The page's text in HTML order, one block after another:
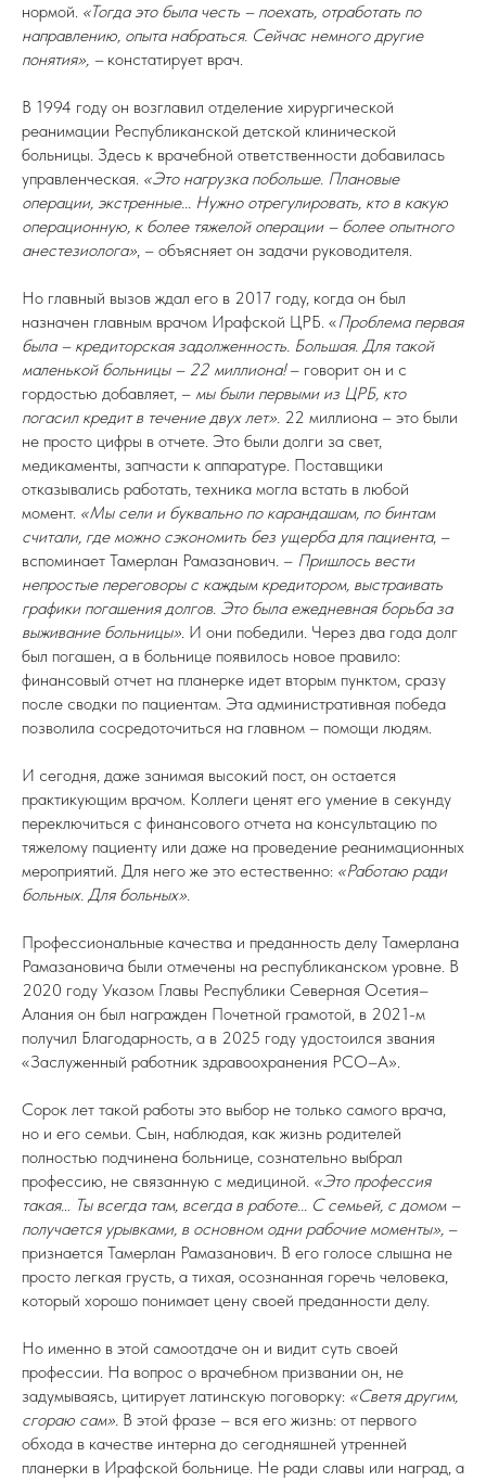
нормой. «Тогда это была честь – поехать, отработать по
направлению, опыта набраться. Сейчас немного другие
понятия», –констатирует врач.
В 1994 году он возглавил отделение хирургической
реанимации Республиканской детской клинической
больницы. Здесь к врачебной ответственности добавилась
управленческая. «Это нагрузка побольше. Плановые
операции, экстренные... Нужно отрегулировать, кто в какую
операционную, к более тяжелой операции – более опытного
анестезиолога», – объясняет он задачи руководителя.
Но главный вызов ждал его в 2017 году, когда он был
назначен главным врачом Ирафской ЦРБ. «Проблема первая
была – кредиторская задолженность. Большая. Для такой
маленькой больницы – 22 миллиона!– говорит он и с
гордостью добавляет, – мы были первыми из ЦРБ, кто
погасил кредит в течение двух лет». 22 миллиона – это были
не просто цифры в отчете. Это были долги за свет,
медикаменты, запчасти к аппаратуре. Поставщики
отказывались работать, техника могла встать в любой
момент. «Мы сели и буквально по карандашам, по бинтам
считали, где можно сэкономить без ущерба для пациента, –
вспоминает Тамерлан Рамазанович. – Пришлось вести
непростые переговоры с каждым кредитором, выстраивать
графики погашения долгов. Это была ежедневная борьба за
выживание больницы». И они победили. Через два года долг
был погашен, а в больнице появилось новое правило:
финансовый отчет на планерке идет вторым пунктом, сразу
после сводки по пациентам. Эта административная победа
позволила сосредоточиться на главном – помощи людям.
И сегодня, даже занимая высокий пост, он остается
практикующим врачом. Коллеги ценят его умение в секунду
переключиться с финансового отчета на консультацию по
тяжелому пациенту или даже на проведение реанимационных
мероприятий. Для него же это естественно: «Работаю ради
больных. Для больных».
Профессиональные качества и преданность делу Тамерлана
Рамазановича были отмечены на республиканском уровне. В
2020 году Указом Главы Республики Северная Осетия–
Алания он был награжден Почетной грамотой, в 2021-м
получил Благодарность, а в 2025 году удостоился звания
«Заслуженный работник здравоохранения РСО–А».
Сорок лет такой работы это выбор не только самого врача,
но и его семьи. Сын, наблюдая, как жизнь родителей
полностью подчинена больнице, сознательно выбрал
профессию, не связанную с медициной. «Это профессия
такая… Ты всегда там, всегда в работе... С семьей, с домом –
получается урывками, в основном одни рабочие моменты», –
признается Тамерлан Рамазанович. В его голосе слышна не
просто легкая грусть, а тихая, осознанная горечь человека,
который хорошо понимает цену своей преданности делу.
Но именно в этой самоотдаче он и видит суть своей
профессии. На вопрос о врачебном призвании он, не
задумываясь, цитирует латинскую поговорку: «Светя другим,
сгораю сам». В этой фразе – вся его жизнь: от первого
обхода в качестве интерна до сегодняшней утренней
планерки в Ирафской больнице. Не ради славы или наград, а